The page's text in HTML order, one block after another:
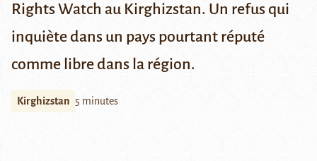
Rights Watch au Kirghizstan. Un refus qui
inquiète dans un pays pourtant réputé
comme libre dans la région.
Kirghizstan 5 minutes